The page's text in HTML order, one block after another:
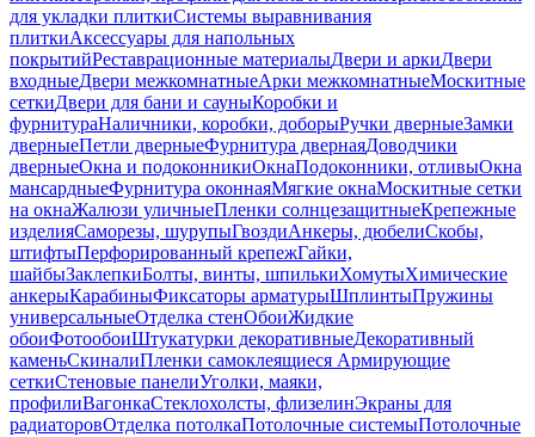
для укладки плиткиСистемы выравнивания
плиткиАксессуары для напольных
покрытийРеставрационные материалыДвери и аркиДвери
входныеДвери межкомнатныеАрки межкомнатныеМоскитные
сеткиДвери для бани и сауныКоробки и
фурнитураНаличники, коробки, доборыРучки дверныеЗамки
дверныеПетли дверныеФурнитура двернаяДоводчики
дверныеОкна и подоконникиОкнаПодоконники, отливыОкна
мансардныеФурнитура оконнаяМягкие окнаМоскитные сетки
на окнаЖалюзи уличныеПленки солнцезащитныеКрепежные
изделияСаморезы, шурупыГвоздиАнкеры, дюбелиСкобы,
штифтыПерфорированный крепежГайки,
шайбыЗаклепкиБолты, винты, шпилькиХомутыХимические
анкерыКарабиныФиксаторы арматурыШплинтыПружины
универсальныеОтделка стенОбоиЖидкие
обоиФотообоиШтукатурки декоративныеДекоративный
каменьСкиналиПленки самоклеящиеся Армирующие
сеткиСтеновые панелиУголки, маяки,
профилиВагонкаСтеклохолсты, флизелинЭкраны для
радиаторовОтделка потолкаПотолочные системыПотолочные